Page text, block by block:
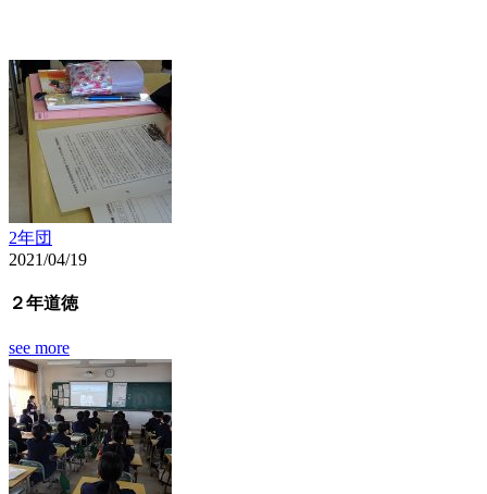
2年団
2021/04/19
２年道徳
see more